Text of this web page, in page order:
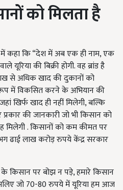
को मिलता है
में कहा कि “देश में अब एक ही नाम, एक
यूरिया की बिक्री होगी. वह ब्रांड है
से अधिक खाद की दुकानों को
रूप में विकसित करने के अभियान की
खिर्फ खाद ही नहीं मिलेगी, बल्कि
की जानकारी जो भी किसान को
मिलेगी . किसानों को कम कीमत पर
ढाई लाख करोड़ रुपये केंद्र सरकार
किसान पर बोझ न पड़े, हमारे किसान
जो 70-80 रुपये में यूरिया हम आज